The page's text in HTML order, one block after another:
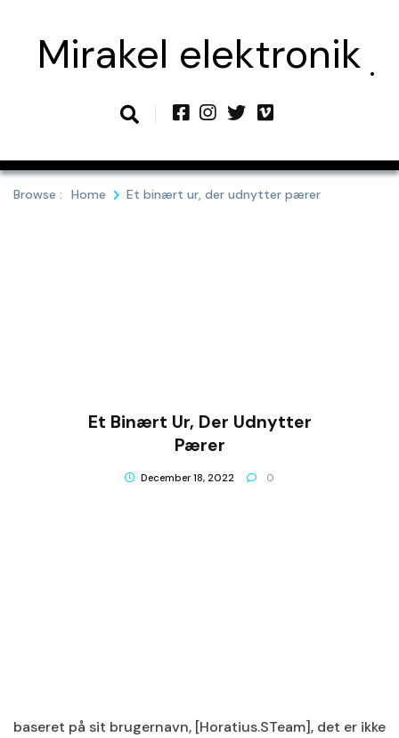
contentMirakel elektronik
Browse : Home Et binært ur, der udnytter pærer
Et Binært Ur, Der Udnytter
Pærer
December 18, 2022 0
baseret på sit brugernavn, [Horatius.STeam], det er ikke